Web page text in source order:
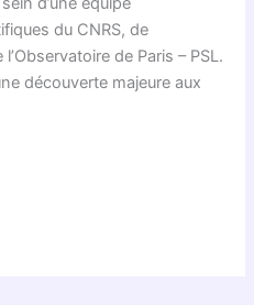
du CNRS, de
de Paris – PSL.
découverte majeure aux